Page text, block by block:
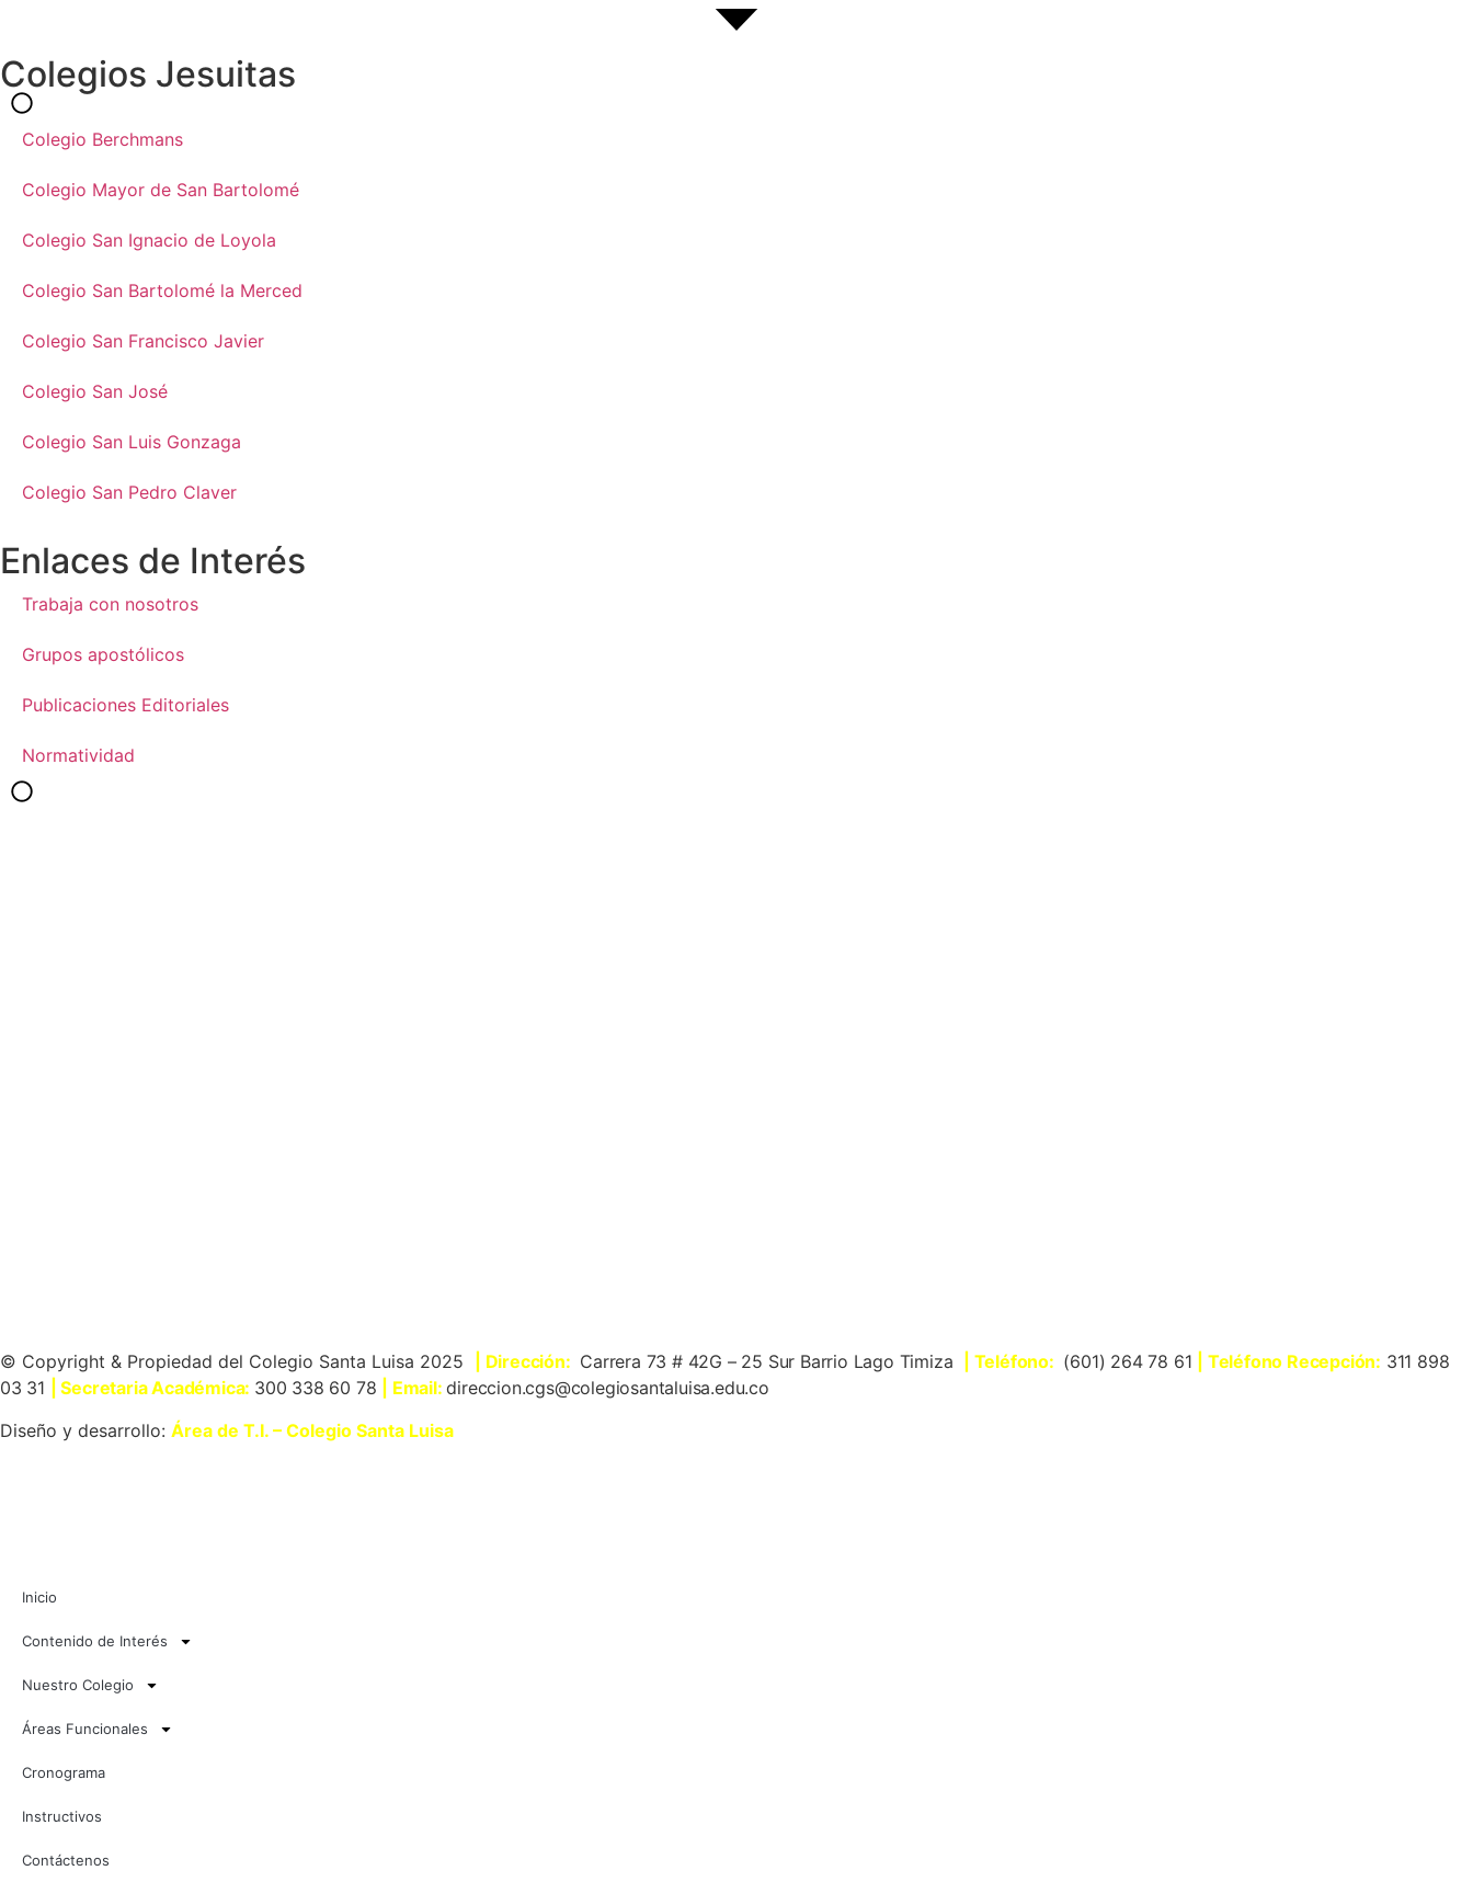
Colegios Jesuitas
Colegio Berchmans
Colegio Mayor de San Bartolomé
Colegio San Ignacio de Loyola
Colegio San Bartolomé la Merced
Colegio San Francisco Javier
Colegio San José
Colegio San Luis Gonzaga
Colegio San Pedro Claver
Enlaces de Interés
Trabaja con nosotros
Grupos apostólicos
Publicaciones Editoriales
Normatividad
© Copyright & Propiedad del Colegio Santa Luisa 2025 | Dirección: Carrera 73 # 42G – 25 Sur Barrio Lago Timiza | Teléfono: (601) 264 78 61 | Teléfono Recepción: 311 898
03 31
| Secretaria Académica: 300 338 60 78 | Email:direccion.cgs@colegiosantaluisa.edu.co
Diseño y desarrollo: Área de T.I. – Colegio Santa Luisa
Inicio
Contenido de Interés
Nuestro Colegio
Áreas Funcionales
Cronograma
Instructivos
Contáctenos